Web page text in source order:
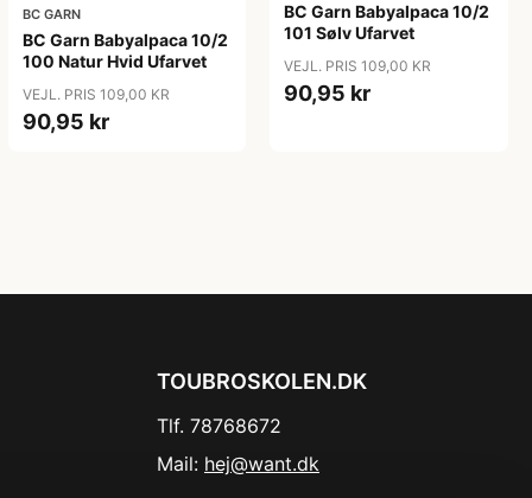
BC GARN
BC Garn Babyalpaca 10/2
100 Natur Hvid Ufarvet
VEJL. PRIS 109,00 KR
90,95 kr
BC Garn Babyalpaca 10/2
101 Sølv Ufarvet
VEJL. PRIS 109,00 KR
90,95 kr
TOUBROSKOLEN.DK
Tlf. 78768672
Mail: hej@want.dk